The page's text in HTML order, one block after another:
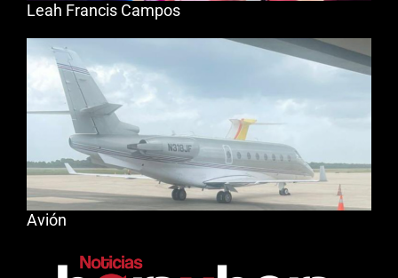
Leah Francis Campos
Avión